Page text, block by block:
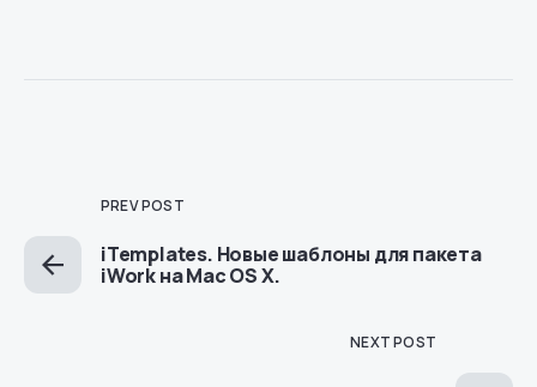
PREV POST
iTemplates. Новые шаблоны для пакета
iWork на Mac OS X.
NEXT POST